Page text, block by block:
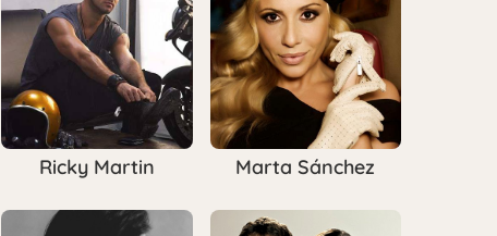
Ricky Martin Marta Sánchez